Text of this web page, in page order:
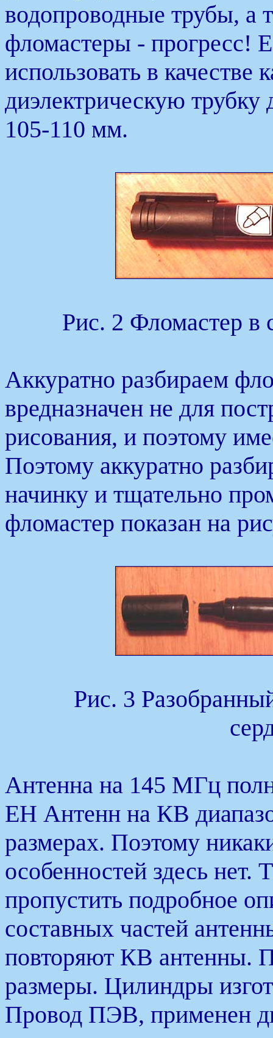
водопроводные трубы, а
фломастеры - прогресс!
использовать в
диэлектрическую
105-110 мм.
Рис. 2 Фломастер в
Аккуратно разбираем
вредназначен не для
рисования, и поэтому
Поэтому аккуратно
начинку и тщательно
фломастер показан на
Рис. 3
Антенна на 145 МГц
ЕН Антенн на КВ
размерах. Поэтому
особенностей здесь
пропустить подробное
составных частей
повторяют КВ антенны.
размеры. Цилиндры
Провод ПЭВ, применен